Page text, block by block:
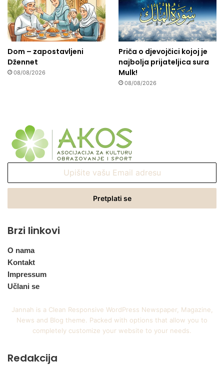
Dom – zapostavljeni
Džennet
08/08/2026
Priča o djevojčici kojoj je
najbolja prijateljica sura
Mulk!
08/08/2026
Email
Brzi linkovi
O nama
Kontakt
Impressum
Učlani se
Jannah is a Clean Responsive WordPress Newspaper, Magazine,
News and Blog theme. Packed with options that allow you to
completely customize your website to your needs.
Redakcija